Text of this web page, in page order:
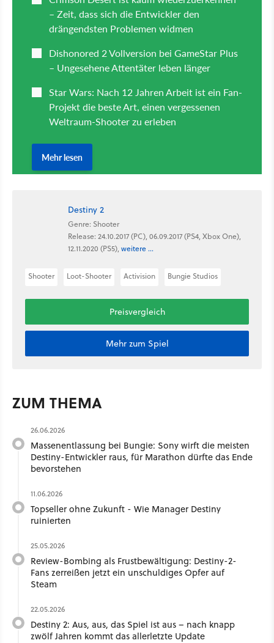
Destiny 2
Genre: Shooter
Release: 24.10.2017 (PC), 06.09.2017 (PS4, Xbox One),
12.11.2020 (PS5), weitere ...
Shooter Loot-Shooter Activision Bungie Studios
Preisvergleich
Mehr zum Spiel
ZUM THEMA
26.06.2026
Massenentlassung bei Bungie: Sony wirft die meisten
Destiny-Entwickler raus, für Marathon dürfte das Ende
bevorstehen
11.06.2026
Topseller ohne Zukunft - Wie Manager Destiny
ruinierten
25.05.2026
Review-Bombing als Frustbewältigung: Destiny-2-
Fans zerreißen jetzt ein unschuldiges Opfer auf
Steam
22.05.2026
Destiny 2: Aus, aus, das Spiel ist aus – nach knapp
zwölf Jahren kommt das allerletzte Update